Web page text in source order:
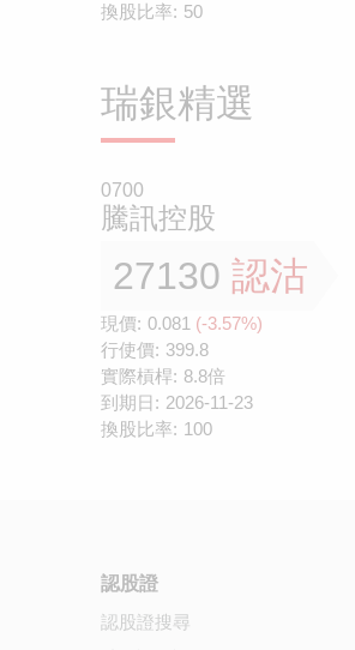
換股比率: 50
瑞銀精選
0700
騰訊控股
27130 認沽
現價: 0.081 (-3.57%)
行使價: 399.8
實際槓桿: 8.8倍
到期日: 2026-11-23
換股比率: 100
認股證
認股證搜尋